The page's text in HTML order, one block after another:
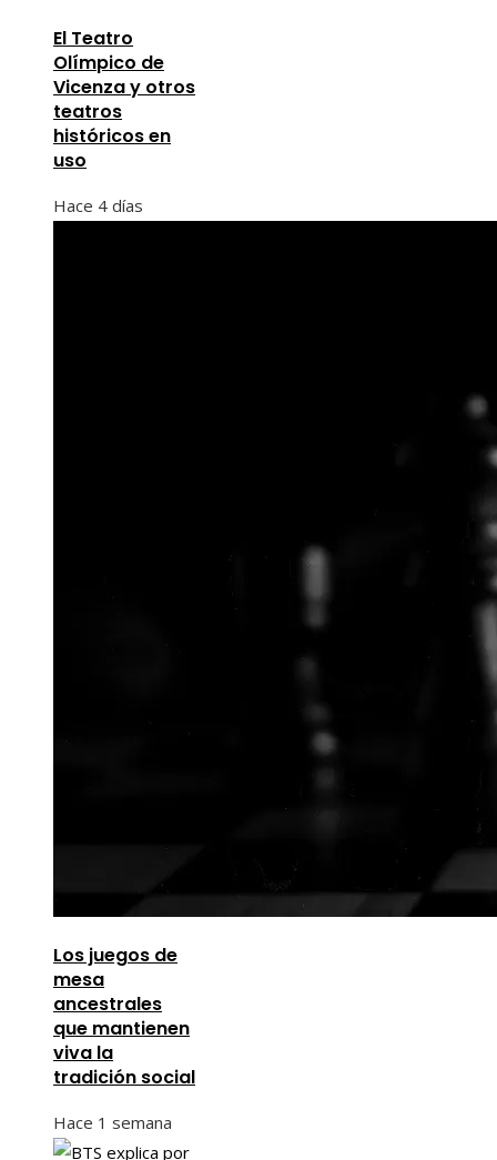
El Teatro
Olímpico de
Vicenza y otros
teatros
históricos en
uso
Hace 4 días
Los juegos de
mesa
ancestrales
que mantienen
viva la
tradición social
Hace 1 semana